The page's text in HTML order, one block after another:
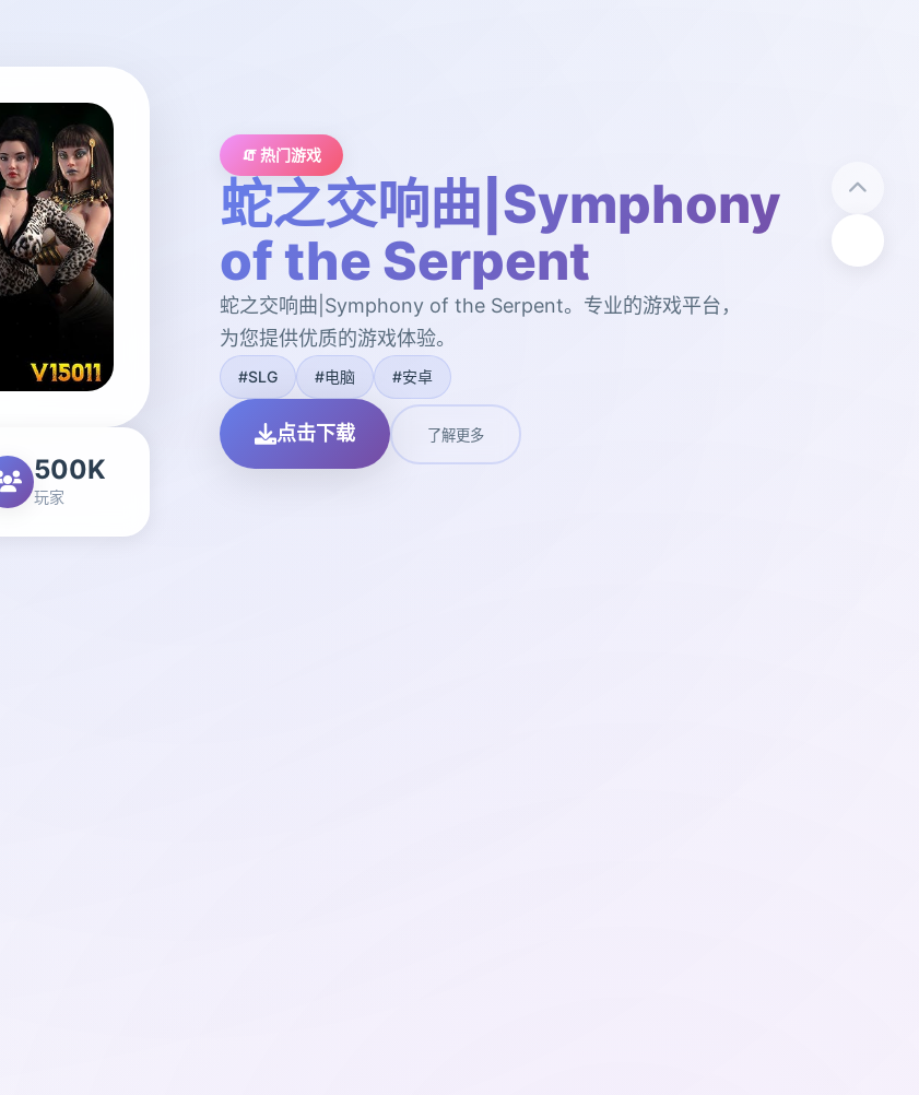
500K
玩家
🧯 热门游戏
蛇之交响曲|Symphony
of the Serpent
蛇之交响曲|Symphony of the Serpent。专业的游戏平台，
为您提供优质的游戏体验。
#SLG #电脑 #安卓
点击下载 了解更多